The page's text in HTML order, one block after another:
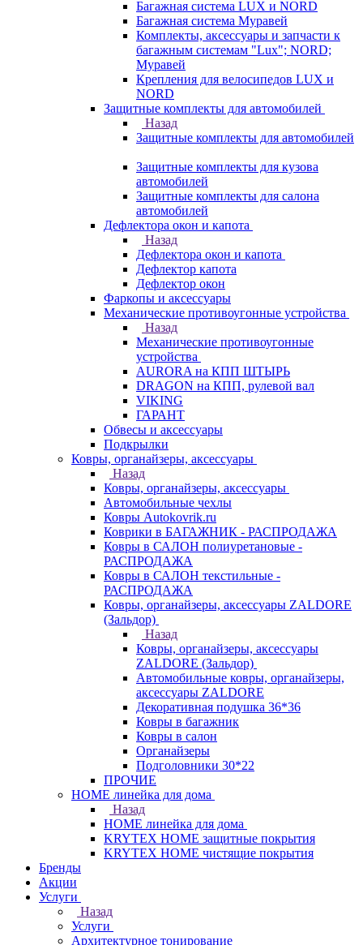
Багажная система LUX и NORD
Багажная система Муравей
Комплекты, аксессуары и запчасти к
багажным системам "Lux"; NORD;
Муравей
Крепления для велосипедов LUX и
NORD
Защитные комплекты для автомобилей
Назад
Защитные комплекты для автомобилей
Защитные комплекты для кузова
автомобилей
Защитные комплекты для салона
автомобилей
Дефлектора окон и капота
Назад
Дефлектора окон и капота
Дефлектор капота
Дефлектор окон
Фаркопы и аксессуары
Механические противоугонные устройства
Назад
Механические противоугонные
устройства
AURORA на КПП ШТЫРЬ
DRAGON на КПП, рулевой вал
VIKING
ГАРАНТ
Обвесы и аксессуары
Подкрылки
Ковры, органайзеры, аксессуары
Назад
Ковры, органайзеры, аксессуары
Автомобильные чехлы
Ковры Autokovrik.ru
Коврики в БАГАЖНИК - РАСПРОДАЖА
Ковры в САЛОН полиуретановые -
РАСПРОДАЖА
Ковры в САЛОН текстильные -
РАСПРОДАЖА
Ковры, органайзеры, аксессуары ZALDORE
(Зальдор)
Назад
Ковры, органайзеры, аксессуары
ZALDORE (Зальдор)
Автомобильные ковры, органайзеры,
аксессуары ZALDORE
Декоративная подушка 36*36
Ковры в багажник
Ковры в салон
Органайзеры
Подголовники 30*22
ПРОЧИЕ
HOME линейка для дома
Назад
HOME линейка для дома
KRYTEX HOME защитные покрытия
KRYTEX HOME чистящие покрытия
Бренды
Акции
Услуги
Назад
Услуги
Архитектурное тонирование